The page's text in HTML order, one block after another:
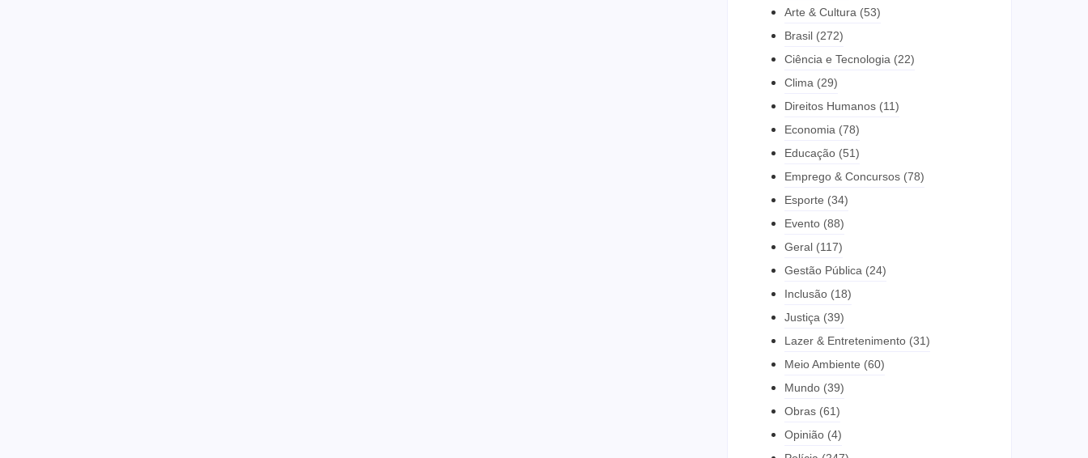
Arte & Cultura (53)
Brasil (272)
Ciência e Tecnologia (22)
Clima (29)
Direitos Humanos (11)
Economia (78)
Educação (51)
Emprego & Concursos (78)
Esporte (34)
Evento (88)
Geral (117)
Gestão Pública (24)
Inclusão (18)
Justiça (39)
Lazer & Entretenimento (31)
Meio Ambiente (60)
Mundo (39)
Obras (61)
Opinião (4)